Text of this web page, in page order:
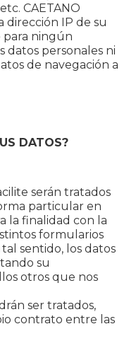
CAETANO
dirección IP de su
para ningún
datos personales ni
de navegación a
DATOS?
serán tratados
particular en
la finalidad con la
formularios
sentido, los datos
su
otros que nos
ser tratados,
contrato entre las